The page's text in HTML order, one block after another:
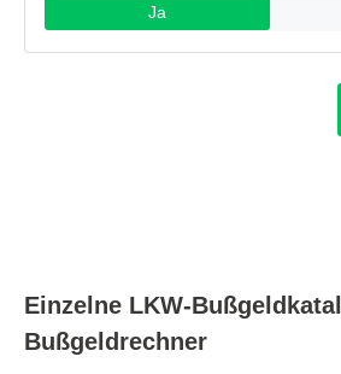
Einzelne LKW-
Bußgeldrechner